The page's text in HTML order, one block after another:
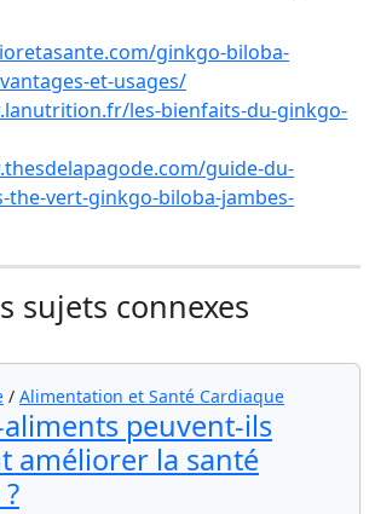
ginkgo-biloba-
et-usages/
les-bienfaits-du-ginkgo-
guide-du-
the-vert-ginkgo-biloba-jambes-
sujets connexes
/ Alimentation et Santé Cardiaque
aliments peuvent-ils
améliorer la santé